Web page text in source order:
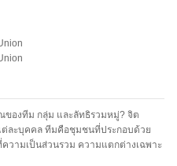
องทีม กลุ่ม และลัทธิรวมหมู่? จิต
ละบุคคล ทีมคือชุมชนที่ประกอบด้วย
วามเป็นส่วนรวม ความแตกต่างเฉพาะ